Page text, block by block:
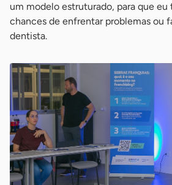
um modelo estruturado, para que eu
chances de enfrentar problemas ou
dentista.